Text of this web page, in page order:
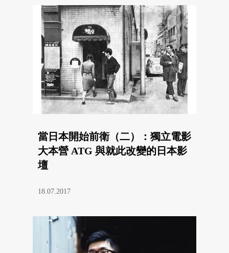
當日本開始前衛（二）：獨立電影
大本營 ATG 與就此改變的日本影
壇
18.07.2017